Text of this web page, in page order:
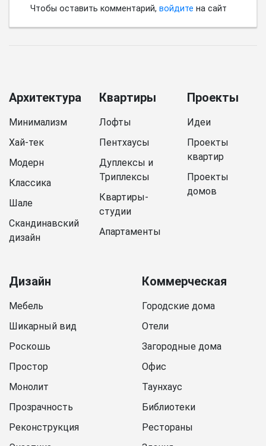
Чтобы оставить комментарий, войдите на сайт
Архитектура
Минимализм
Хай-тек
Модерн
Классика
Шале
Скандинавский
дизайн
Квартиры
Лофты
Пентхаусы
Дуплексы и
Триплексы
Квартиры-
студии
Апартаменты
Проекты
Идеи
Проекты
квартир
Проекты
домов
Дизайн
Мебель
Шикарный вид
Роскошь
Простор
Монолит
Прозрачность
Реконструкция
Коммерческая
Городские дома
Отели
Загородные дома
Офис
Таунхаус
Библиотеки
Рестораны